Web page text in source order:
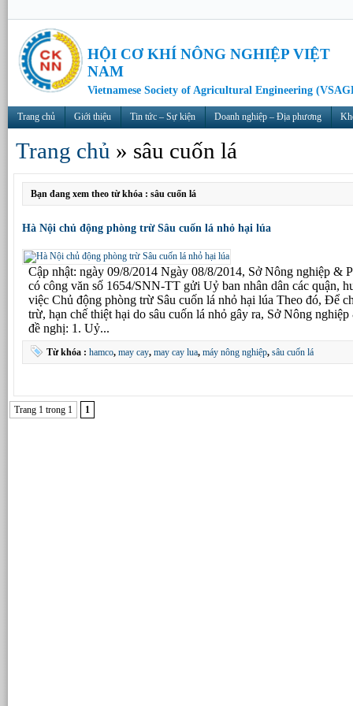
HỘI CƠ KHÍ NÔNG NGHIỆP VIỆT
NAM
Vietnamese Society of Agricultural Engineering
Trang chủ Giới thiệu Tin tức – Sự kiện Doanh nghiệp – Địa phương
Trang chủ » sâu cuốn lá
Bạn đang xem theo từ khóa : sâu cuốn lá
Hà Nội chủ động phòng trừ Sâu cuốn lá nhỏ hại lúa
Cập nhật: ngày 09/8/2014 Ngày 08/8/2014, Sở Nông nghiệp &
có công văn số 1654/SNN-TT gửi Uỷ ban nhân dân các quận,
việc Chủ động phòng trừ Sâu cuốn lá nhỏ hại lúa Theo đó, Để
trừ, hạn chế thiệt hại do sâu cuốn lá nhỏ gây ra, Sở Nông
đề nghị: 1. Uỷ...
Từ khóa : hamco, may cay, may cay lua, máy nông nghiệp, sâu cuốn lá
Trang 1 trong 1 1